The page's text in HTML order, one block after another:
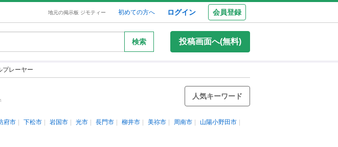
地元の掲示板 ジモティー 初めての方へ ログイン 会員登録
検索 投稿画面へ(無料)
プレーヤー
人気キーワード
府市 下松市 岩国市 光市 長門市 柳井市 美祢市 周南市
山陽小野田市